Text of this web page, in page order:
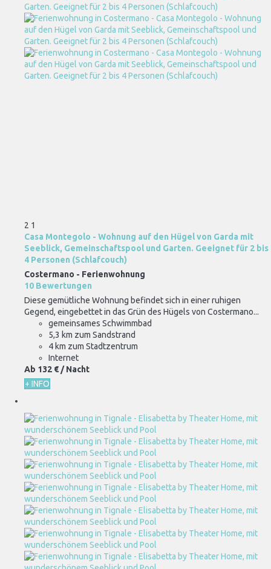
2 1
Casa Montegolo - Wohnung auf den Hügel von Garda mit
Seeblick, Gemeinschaftspool und Garten. Geeignet für 2 bis
4 Personen (Schlafcouch)
Costermano - Ferienwohnung
10 Bewertungen
Diese gemütliche Wohnung befindet sich in einer ruhigen
Gegend, eingebettet in das Grün des Hügels von Costermano...
gemeinsames Schwimmbad
5,3 km zum Sandstrand
4 km zum Stadtzentrum
Internet
Ab 132 € / Nacht
+ INFO